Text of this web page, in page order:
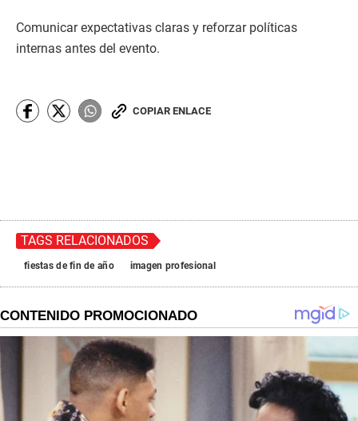
Comunicar expectativas claras y reforzar políticas
internas antes del evento.
COPIAR ENLACE
TAGS RELACIONADOS
fiestas de fin de año imagen profesional